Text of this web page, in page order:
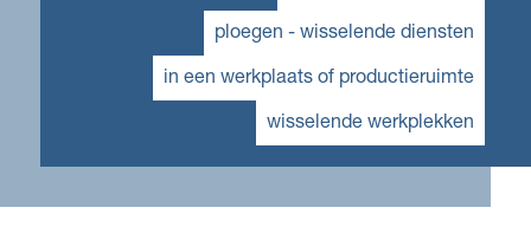
ploegen - wisselende diensten
in een werkplaats of productieruimte
wisselende werkplekken